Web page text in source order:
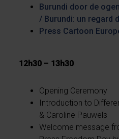
Burundi door de
/ Burundi: un regard
Press Cartoon
12h30 – 13h30
Opening Ceremony
Introduction to
& Caroline Pauwels
Welcome message